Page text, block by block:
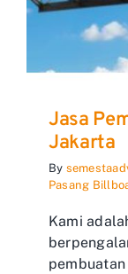
Jasa
Jakarta
By
Pasang
Kami